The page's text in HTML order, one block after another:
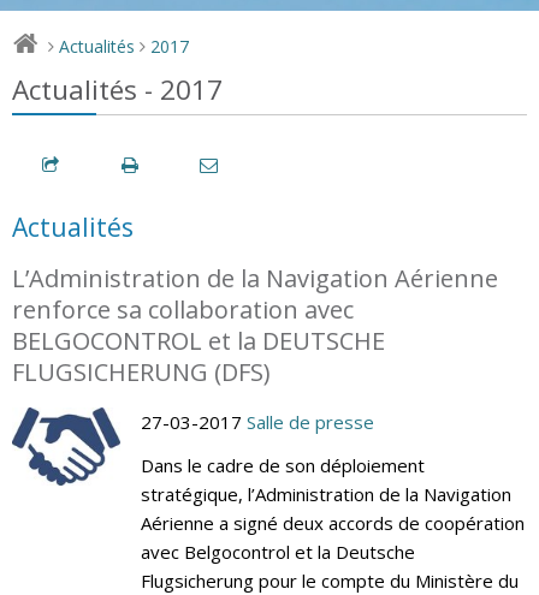
> Actualités > 2017
Actualités - 2017
Actualités
L’Administration de la Navigation Aérienne
renforce sa collaboration avec
BELGOCONTROL et la DEUTSCHE
FLUGSICHERUNG (DFS)
27-03-2017 Salle de presse
Dans le cadre de son déploiement
stratégique, l’Administration de la Navigation
Aérienne a signé deux accords de coopération
avec Belgocontrol et la Deutsche
Flugsicherung pour le compte du Ministère du